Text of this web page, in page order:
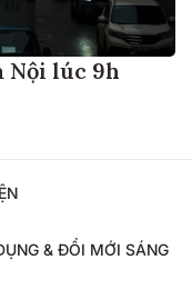
Nội lúc 9h
& ĐỔI MỚI SÁNG